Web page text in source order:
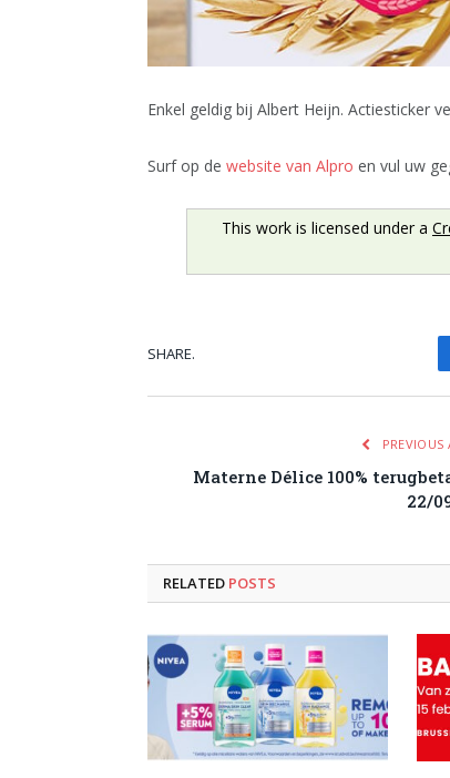
Enkel geldig bij Albert Heijn. Actiesticker
Surf op de website van Alpro en vul uw
This work is licensed under a
SHARE.
PREVIOUS
Materne Délice 100%
22/
RELATED POSTS